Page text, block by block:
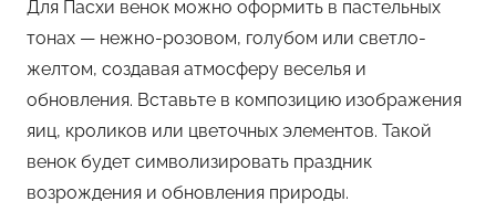
Для Пасхи венок можно оформить в пастельных
тонах — нежно-розовом, голубом или светло-
желтом, создавая атмосферу веселья и
обновления. Вставьте в композицию изображения
яиц, кроликов или цветочных элементов. Такой
венок будет символизировать праздник
возрождения и обновления природы.